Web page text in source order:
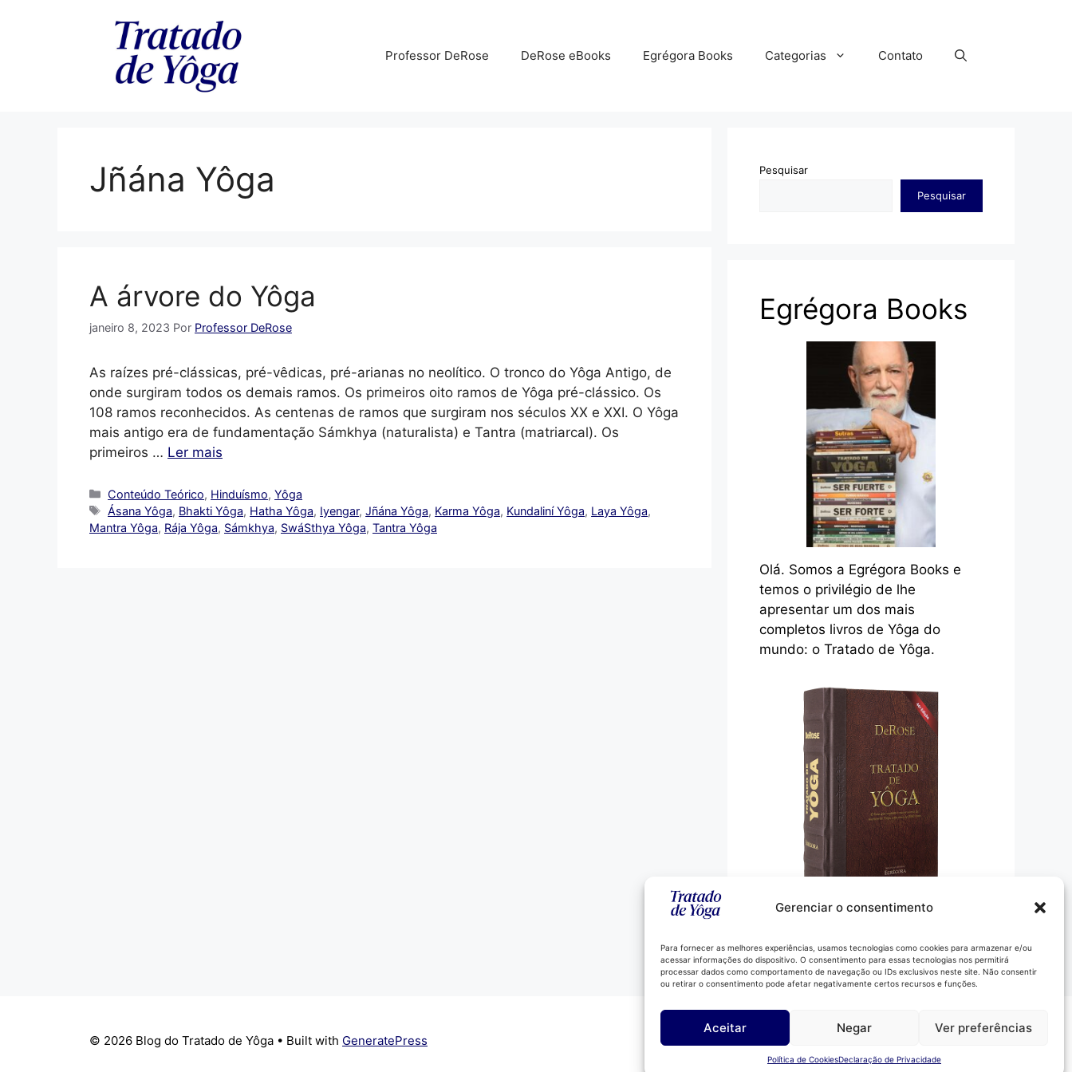
Gerenciar o consentimento
Para fornecer as melhores experiências, usamos tecnologias como cookies para armazenar e/ou
acessar informações do dispositivo. O consentimento para essas tecnologias nos permitirá
processar dados como comportamento de navegação ou IDs exclusivos neste site. Não consentir
ou retirar o consentimento pode afetar negativamente certos recursos e funções.
Aceitar Negar Ver preferências
Política de CookiesDeclaração de Privacidade
Professor DeRose DeRose eBooks Egrégora Books Categorias Contato
Jñána Yôga
A árvore do Yôga
janeiro 8, 2023 Por Professor DeRose
As raízes pré-clássicas, pré-vêdicas, pré-arianas no neolítico. O tronco do Yôga Antigo, de
onde surgiram todos os demais ramos. Os primeiros oito ramos de Yôga pré-clássico. Os
108 ramos reconhecidos. As centenas de ramos que surgiram nos séculos XX e XXI. O Yôga
mais antigo era de fundamentação Sámkhya (naturalista) e Tantra (matriarcal). Os
primeiros … Ler mais
Categorias
Conteúdo Teórico, Hinduísmo,Yôga
Tags
Ásana Yôga, Bhakti Yôga, Hatha Yôga, Iyengar,Jñána Yôga, Karma Yôga, Kundaliní Yôga, Laya Yôga,
Mantra Yôga, Rája Yôga, Sámkhya, SwáSthya Yôga, Tantra Yôga
Pesquisar
Pesquisar
Egrégora Books
Olá. Somos a Egrégora Books e
temos o privilégio de lhe
apresentar um dos mais
completos livros de Yôga do
mundo: o Tratado de Yôga.
Instagram
LinkedIn
© 2026 Blog do Tratado de Yôga • Built with GeneratePress